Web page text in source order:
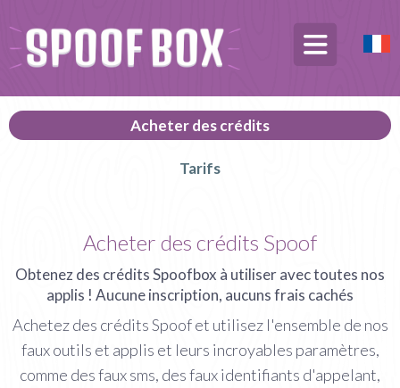
Acheter des crédits
Tarifs
Acheter des crédits Spoof
Obtenez des crédits Spoofbox à utiliser avec toutes nos
applis ! Aucune inscription, aucuns frais cachés
Achetez des crédits Spoof et utilisez l'ensemble de nos
faux outils et applis et leurs incroyables paramètres,
comme des faux sms, des faux identifiants d'appelant,